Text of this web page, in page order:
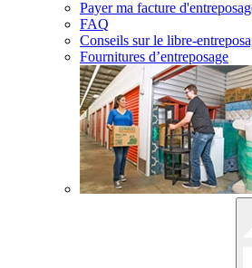
Payer ma facture
FAQ
Conseils sur le libre-
Fournitures d’entreposage